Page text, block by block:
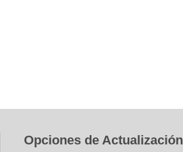
Opciones de Actualización